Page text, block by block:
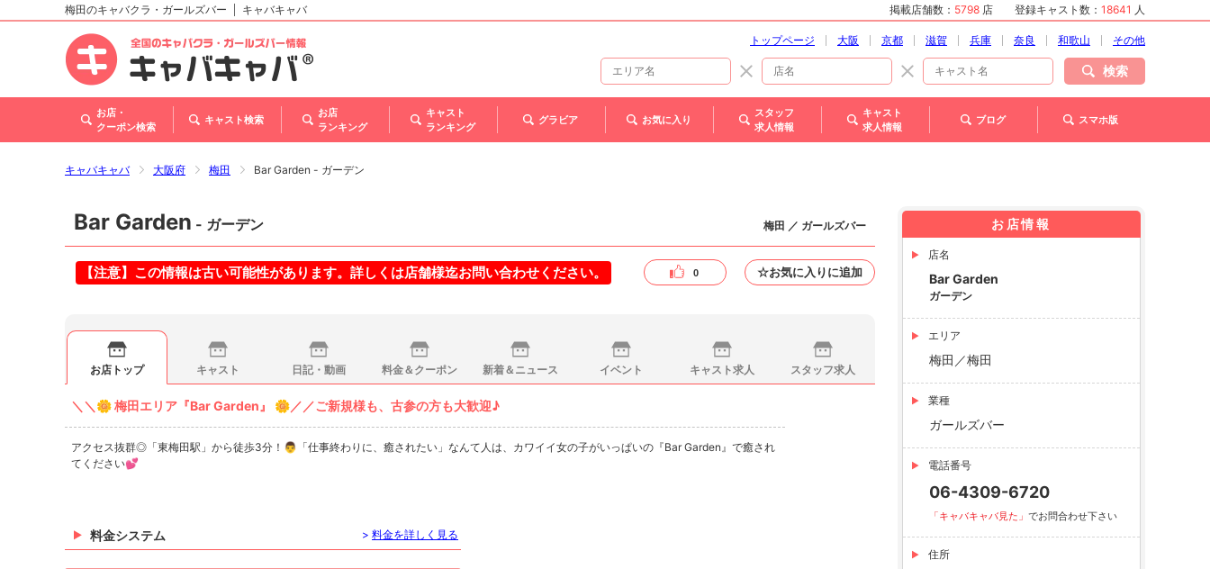
北海道
東北
甲信越・北陸
関西
梅田のキャバクラ・ガールズバー キャバキャバ 掲載店舗数： 5798 店 登録キャスト数： 18641 人
トップページ 大阪 京都 滋賀 兵庫 奈良 和歌山 その他
検索
お店・
クーポン検索
キャスト検索
お店
ランキング
キャスト
ランキング
グラビア お気に入り
スタッフ
求人情報
キャスト
求人情報
ブログ スマホ版
キャバキャバ 大阪府 梅田 Bar Garden - ガーデン
Bar Garden - ガーデン 梅田 ／ ガールズバー
【注意】この情報は古い可能性があります。詳しくは店舗様迄お問い合わせください。 0 ☆お気に入りに追加
お店トップ キャスト 日記・動画 料金＆クーポン 新着＆ニュース イベント キャスト求人 スタッフ求人
＼＼🌼 梅田エリア『Bar Garden』 🌼／／ご新規様も、古参の方も大歓迎♪
アクセス抜群◎「東梅田駅」から徒歩3分！👨「仕事終わりに、癒されたい」なんて人は、カワイイ女の子がいっぱいの『Bar Garden』で癒され
てください💕
料金システム > 料金を詳しく見る
お店情報
店名
Bar Garden
ガーデン
エリア
梅田／梅田
業種
ガールズバー
電話番号
06-4309-6720
「キャバキャバ見た」 でお問合わせ下さい
住所